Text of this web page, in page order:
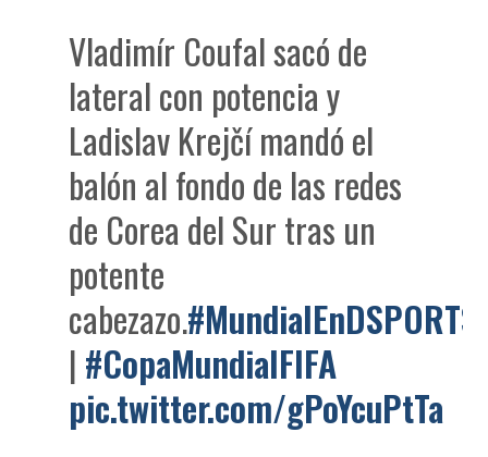
Vladimír Coufal sacó de
lateral con potencia y
Ladislav Krejčí mandó el
balón al fondo de las redes
de Corea del Sur tras un
potente
cabezazo.#MundialEnDSPORTS
| #CopaMundialFIFA
pic.twitter.com/gPoYcuPtTa